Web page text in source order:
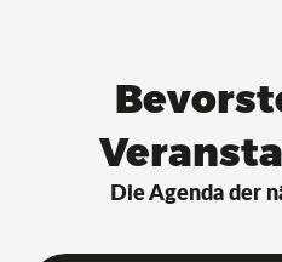
Die Agenda der